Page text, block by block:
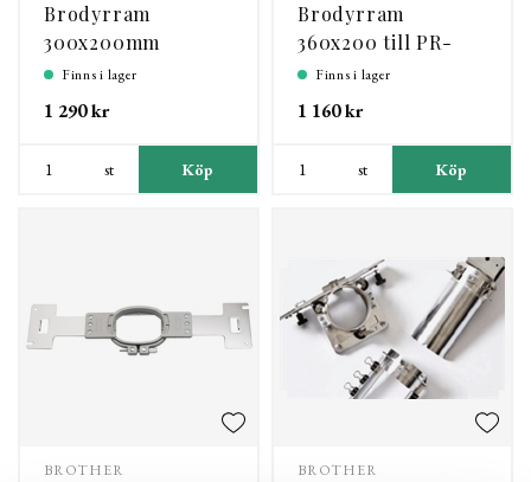
Brodyrram
300x200mm
Standard
Finns i lager
1 290 kr
st Köp
Brodyrram
360x200 till PR-
1000, 1050
Finns i lager
1 160 kr
st Köp
BROTHER BROTHER